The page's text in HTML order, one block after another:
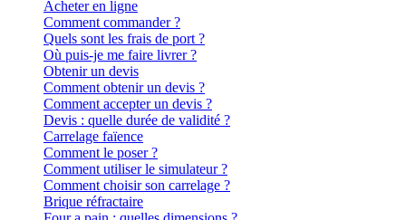
Acheter en ligne
Comment commander ?
Quels sont les frais de port ?
Où puis-je me faire livrer ?
Obtenir un devis
Comment obtenir un devis ?
Comment accepter un devis ?
Devis : quelle durée de validité ?
Carrelage faïence
Comment le poser ?
Comment utiliser le simulateur ?
Comment choisir son carrelage ?
Brique réfractaire